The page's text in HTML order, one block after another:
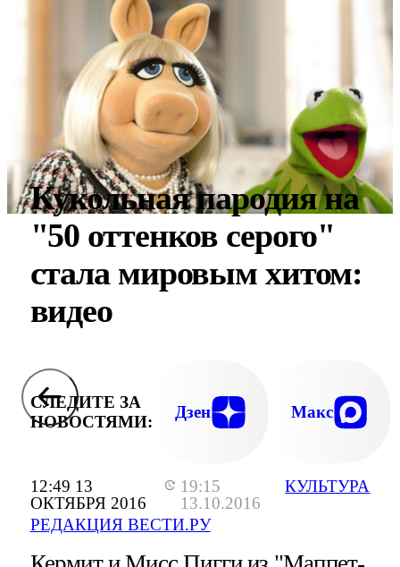
12:49 13
ОКТЯБРЯ 2016
19:15
13.10.2016
РЕДАКЦИЯ ВЕСТИ.РУ
КУЛЬТУРА
Кукольная пародия на
"50 оттенков серого"
стала мировым хитом:
видео
СЛЕДИТЕ ЗА
НОВОСТЯМИ:
Дзен Макс